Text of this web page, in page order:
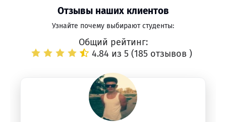
Отзывы наших клиентов
Узнайте почему выбирают студенты:
Общий рейтинг:
4.84 из 5 (185 отзывов )